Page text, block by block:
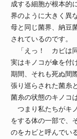
成する細胞が根本的
界のように大きく異
母と同じ菌界、納豆
されているのです。
「えっ！ カビは同
実はキノコが傘を付
期間、それも死ぬ間
張り巡らされた菌糸
菌糸の状態のキノコ
つまり私たちがキ
をする体の一部で、
のをカビと呼んでい